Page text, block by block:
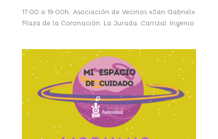
17:00 a 19:00h. Asociación de Vecinos «San Gabriel»
Plaza de la Coronación. La Jurada. Carrizal. Ingenio